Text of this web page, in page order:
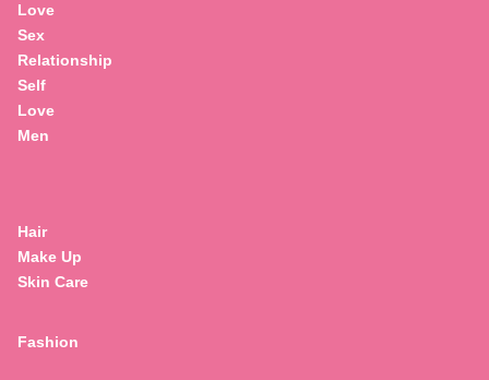
Love
Sex
Relationship
Self
Love
Men
Hair
Make Up
Skin Care
Fashion